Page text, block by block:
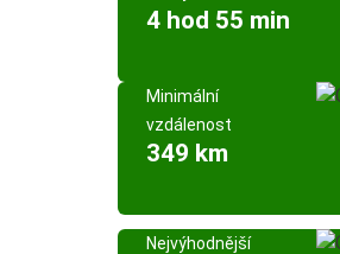
4 hod 55 min
Minimální
vzdálenost
349 km
Nejvýhodnější